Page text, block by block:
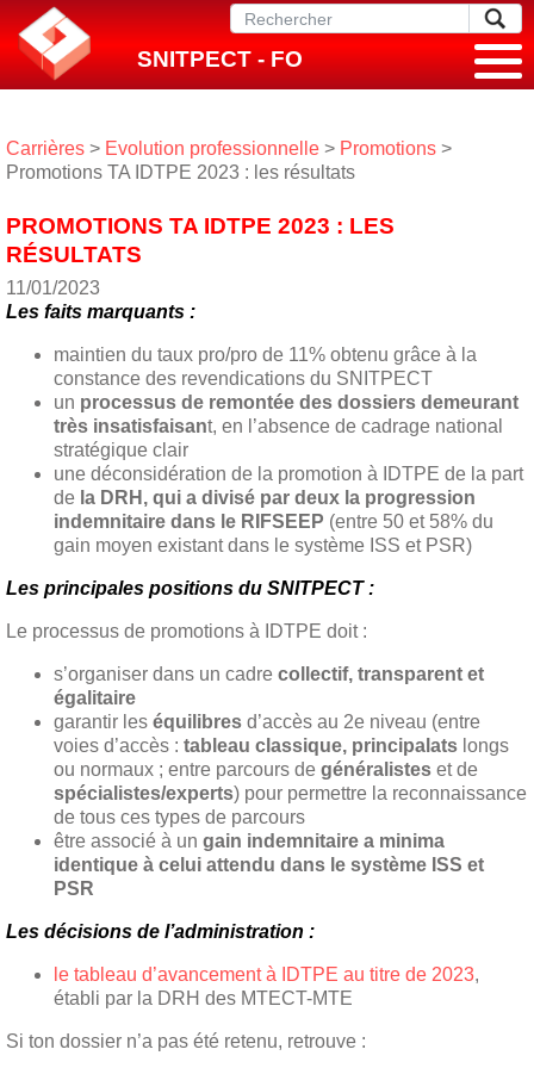
SNITPECT - FO
Carrières > Evolution professionnelle > Promotions >
Promotions TA IDTPE 2023 : les résultats
PROMOTIONS TA IDTPE 2023 : LES
RÉSULTATS
11/01/2023
Les faits marquants :
maintien du taux pro/pro de 11% obtenu grâce à la
constance des revendications du SNITPECT
un processus de remontée des dossiers demeurant
très insatisfaisant, en l’absence de cadrage national
stratégique clair
une déconsidération de la promotion à IDTPE de la part
de la DRH, qui a divisé par deux la progression
indemnitaire dans le RIFSEEP (entre 50 et 58% du
gain moyen existant dans le système ISS et PSR)
Les principales positions du SNITPECT :
Le processus de promotions à IDTPE doit :
s’organiser dans un cadre collectif, transparent et
égalitaire
garantir les équilibres d’accès au 2e niveau (entre
voies d’accès : tableau classique, principalats longs
ou normaux ; entre parcours de généralistes et de
spécialistes/experts) pour permettre la reconnaissance
de tous ces types de parcours
être associé à un gain indemnitaire a minima
identique à celui attendu dans le système ISS et
PSR
Les décisions de l’administration :
le tableau d’avancement à IDTPE au titre de 2023,
établi par la DRH des MTECT-MTE
Si ton dossier n’a pas été retenu, retrouve :